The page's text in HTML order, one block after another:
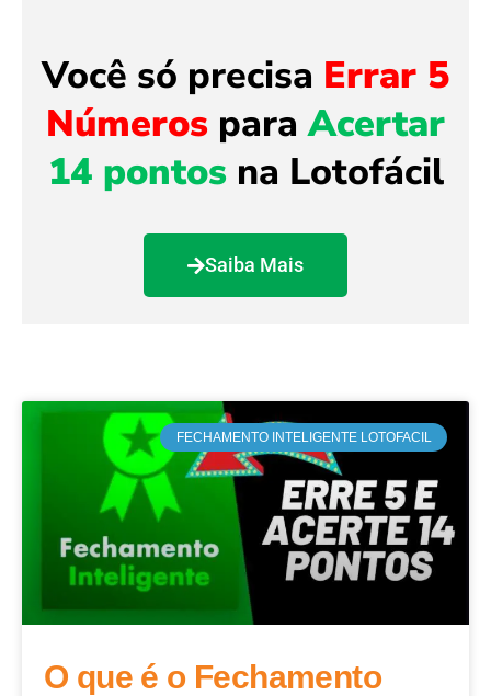
Você só precisa Errar 5
Números paraAcertar
14 pontosna Lotofácil
Saiba Mais
FECHAMENTO INTELIGENTE LOTOFACIL
O que é o Fechamento